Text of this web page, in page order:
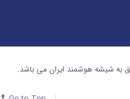
به شیشه هوشمند ایران می باشد.